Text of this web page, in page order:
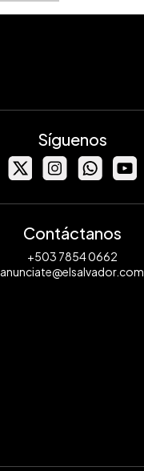
Síguenos
Contáctanos
+503 7854 0662
anunciate@elsalvador.com